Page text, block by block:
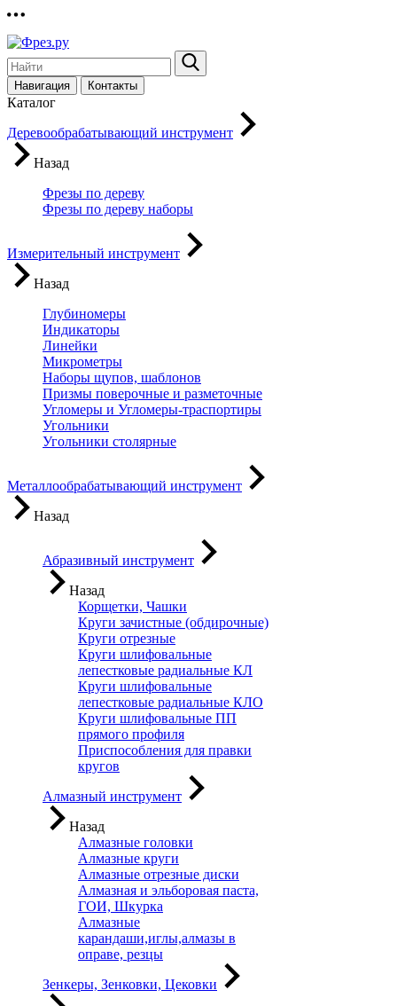
Навигация Контакты
Каталог
Деревообрабатывающий инструмент
Назад
Фрезы по дереву
Фрезы по дереву наборы
Измерительный инструмент
Назад
Глубиномеры
Индикаторы
Линейки
Микрометры
Наборы щупов, шаблонов
Призмы поверочные и разметочные
Угломеры и Угломеры-траспортиры
Угольники
Угольники столярные
Металлообрабатывающий инструмент
Назад
Абразивный инструмент
Назад
Корщетки, Чашки
Круги зачистные (обдирочные)
Круги отрезные
Круги шлифовальные
лепестковые радиальные КЛ
Круги шлифовальные
лепестковые радиальные КЛО
Круги шлифовальные ПП
прямого профиля
Приспособления для правки
кругов
Алмазный инструмент
Назад
Алмазные головки
Алмазные круги
Алмазные отрезные диски
Алмазная и эльборовая паста,
ГОИ, Шкурка
Алмазные
карандаши,иглы,алмазы в
оправе, резцы
Зенкеры, Зенковки, Цековки